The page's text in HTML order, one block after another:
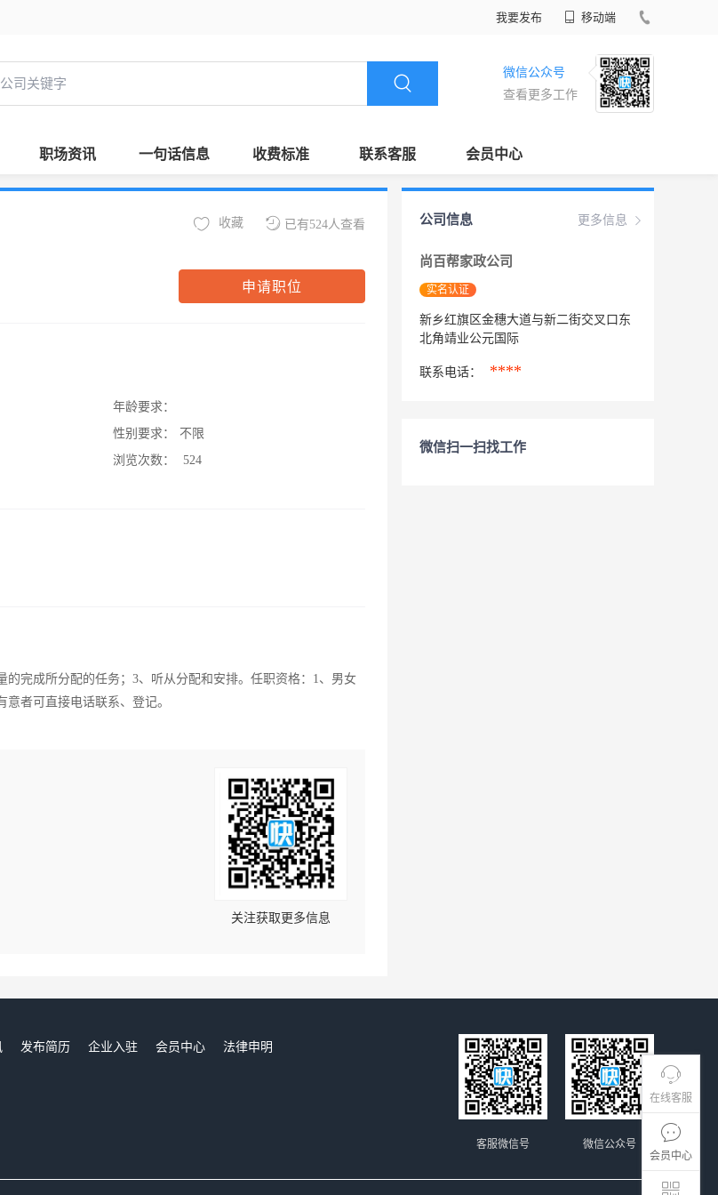
我要发布 移动端
微信公众号
查看更多工作
职场资讯 一句话信息 收费标准 联系客服 会员中心
在线客服
会员中心
已有524人查看
收藏
申请职位
年龄要求：
性别要求：
不限
浏览次数：
524
完成所分配的任务；3、听从分配和安排。任职资格：1、男女
者可直接电话联系、登记。
关注获取更多信息
更多信息
公司信息
尚百帮家政公司
实名认证
新乡红旗区金穗大道与新二街交叉口东
北角靖业公元国际
联系电话： ****
微信扫一扫找工作
发布简历 企业入驻 会员中心
法律申明
微信公众号
客服微信号